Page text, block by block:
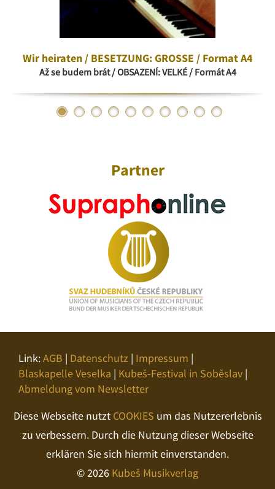
Wir heiraten / BESETZUNG: GROSSE / Format A4
Až se budem brát / OBSAZENÍ: VELKÉ / Formát A4
Partner
Link:AGB | Datenschutz | Impressum |
Blaskapelle Veselka | Kubeš-Festival in Soběslav |
Abmeldung vom Newsletter
Diese Webseite nutzt COOKIES um das Nutzererlebnis
zu verbessern. Durch die Nutzung dieser Webseite
erklären Sie sich hiermit einverstanden.
© 2026 Kubeš Musikverlag